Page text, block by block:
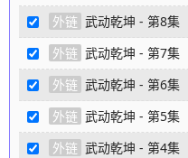
外链 武动乾坤 - 第8集
外链 武动乾坤 - 第7集
外链 武动乾坤 - 第6集
外链 武动乾坤 - 第5集
外链 武动乾坤 - 第4集